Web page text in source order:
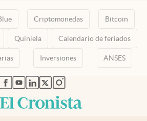
Criptomonedas Bitcoin
Quiniela Calendario de feriados
Inversiones ANSES
abre en nueva pestaña
abre en nueva pestaña
abre en nueva pestaña
abre en nueva pestaña
abre en nueva pestaña